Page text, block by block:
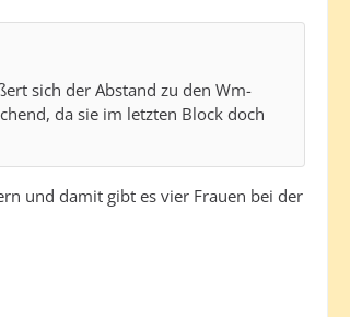
sich der Abstand zu den Wm-
da sie im letzten Block doch
und damit gibt es vier Frauen bei der